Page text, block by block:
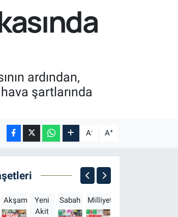
ardından,
şartlarında
A- A+
Akşam
Yeni
Akit
Sabah Milliyet